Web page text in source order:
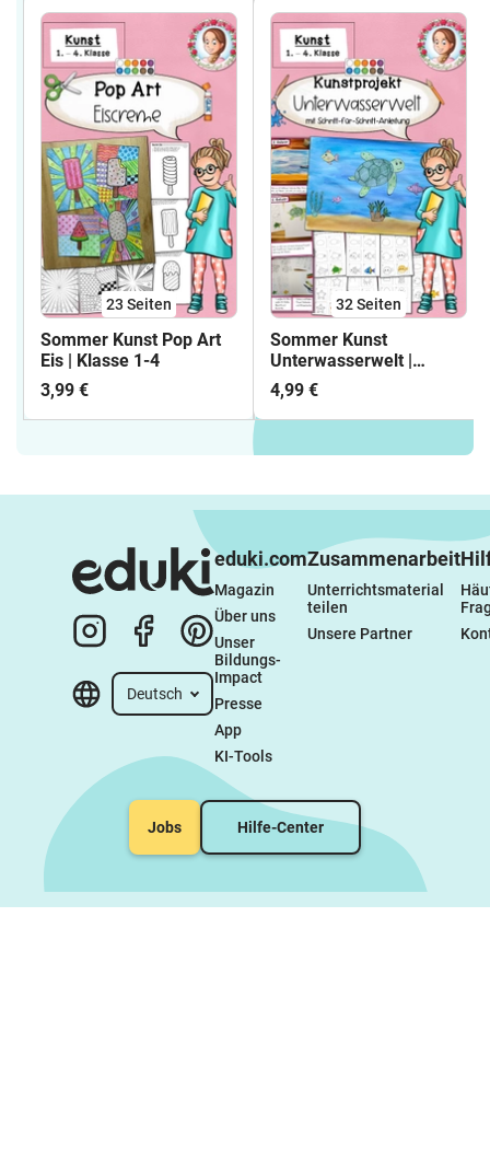
23 Seiten
Sommer Kunst Pop Art
Eis | Klasse 1-4
3,99 €
32Seiten
Sommer Kunst
Unterwasserwelt |
Kunstprojekt Klasse 1-4
4,99 €
Deutsch
eduki.com
Magazin
Über uns
Unser
Bildungs-
Impact
Presse
App
KI-Tools
Zusammenarbeit
Unterrichtsmaterial
teilen
Unsere Partner
Jobs Hilfe-Center